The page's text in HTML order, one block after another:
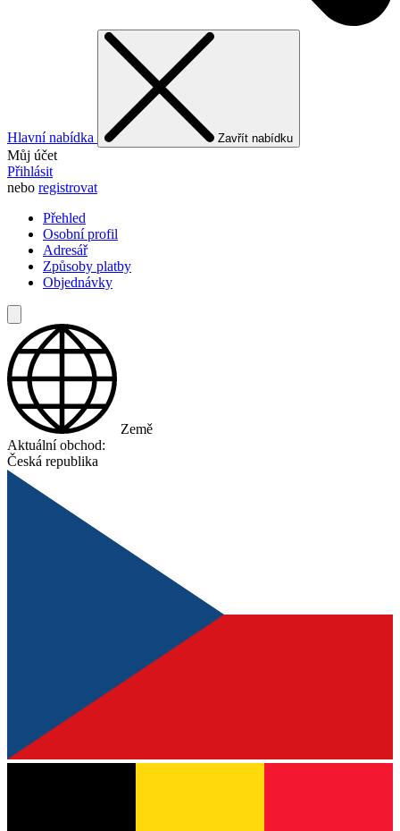
Hlavní nabídka Zavřít nabídku
Můj účet
Přihlásit
nebo registrovat
Přehled
Osobní profil
Adresář
Způsoby platby
Objednávky
Země
Aktuální obchod:
Česká republika